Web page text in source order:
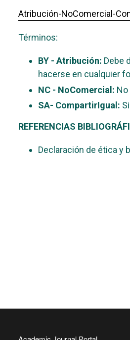
Atribución-NoComercial-
Términos:
BY - Atribución: Debe
hacerse en cualquier
NC - NoComercial:
SA- CompartirIgual:
REFERENCIAS
Declaración de ética y